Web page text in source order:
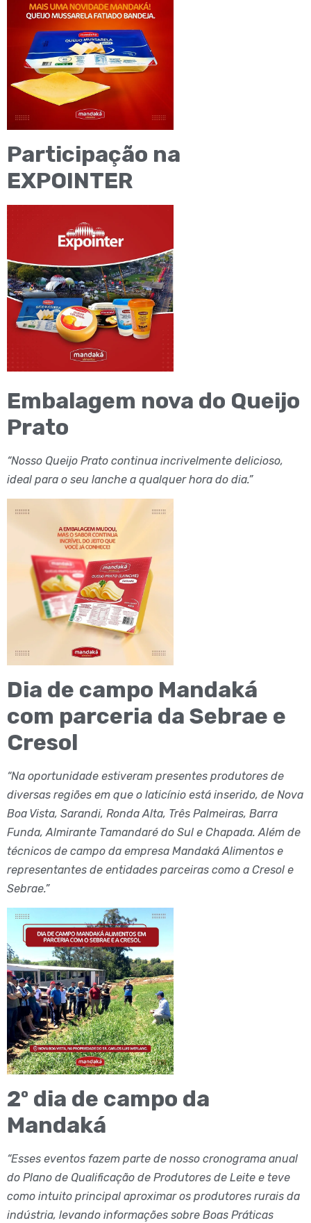
Participação na
EXPOINTER
Embalagem nova do Queijo
Prato
“Nosso Queijo Prato continua incrivelmente delicioso,
ideal para o seu lanche a qualquer hora do dia.”
Dia de campo Mandaká
com parceria da Sebrae e
Cresol
“Na oportunidade estiveram presentes produtores de
diversas regiões em que o laticínio está inserido, de Nova
Boa Vista, Sarandi, Ronda Alta, Três Palmeiras, Barra
Funda, Almirante Tamandaré do Sul e Chapada. Além de
técnicos de campo da empresa Mandaká Alimentos e
representantes de entidades parceiras como a Cresol e
Sebrae.”
2º dia de campo da
Mandaká
“Esses eventos fazem parte de nosso cronograma anual
do Plano de Qualificação de Produtores de Leite e teve
como intuito principal aproximar os produtores rurais da
indústria, levando informações sobre Boas Práticas